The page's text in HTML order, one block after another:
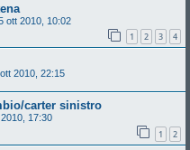
ott 2010, 10:02
1 2 3 4
2010, 22:15
carter sinistro
17:30
1 2